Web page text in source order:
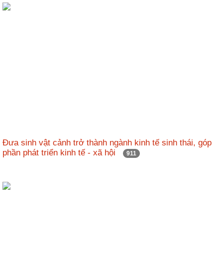
Đưa sinh vật cảnh trở thành ngành kinh tế sinh thái, góp
phần phát triển kinh tế - xã hội
911